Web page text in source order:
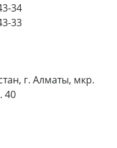
34
33
г. Алматы, мкр.
40